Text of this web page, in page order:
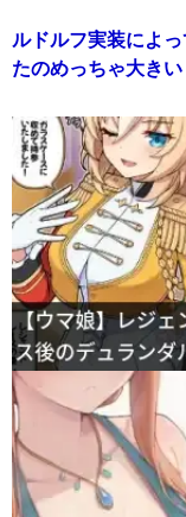
ルドルフ実装によ
たのめっちゃ大きい